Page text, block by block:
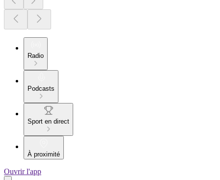
Radio
Podcasts
Sport en direct
À proximité
Ouvrir l'app